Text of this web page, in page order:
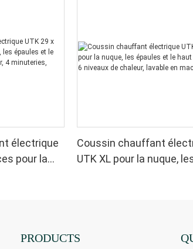
électrique
pour la
Coussin chauffant
UTK XL pour la nuque,
PRODUCTS